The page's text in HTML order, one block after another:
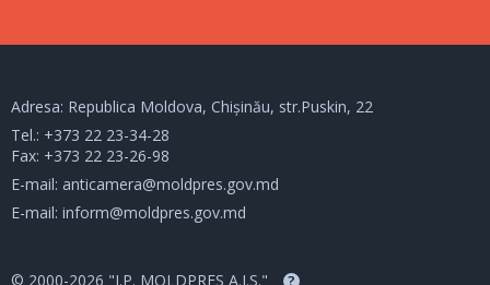
Adresa: Republica Moldova, Chișinău, str.Puskin, 22
Tel.: +373 22 23-34-28
Fax: +373 22 23-26-98
E-mail: anticamera@moldpres.gov.md
E-mail: inform@moldpres.gov.md
© 2000-2026 "I.P. MOLDPRES A.I.S." ?